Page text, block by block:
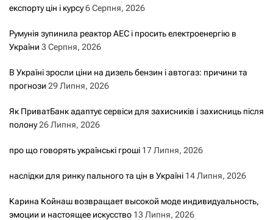
експорту цін і курсу6 Серпня, 2026
Румунія зупинила реактор АЕС і просить електроенергію в
України 3 Серпня, 2026
В Україні зросли ціни на дизель бензин і автогаз: причини та
прогнози 29 Липня, 2026
Як ПриватБанк адаптує сервіси для захисників і захисниць після
полону26 Липня, 2026
про що говорять українські гроші 17 Липня, 2026
наслідки для ринку пального та цін в Україні 14 Липня, 2026
Карина Койнаш возвращает высокой моде индивидуальность,
эмоции и настоящее искусство 13 Липня, 2026